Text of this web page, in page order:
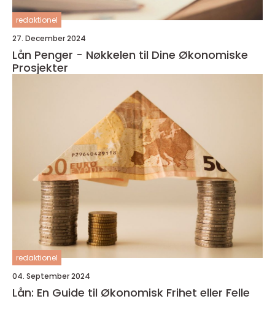
redaktionel
27. December 2024
Lån Penger - Nøkkelen til Dine Økonomiske
Prosjekter
redaktionel
04. September 2024
Lån: En Guide til Økonomisk Frihet eller Felle